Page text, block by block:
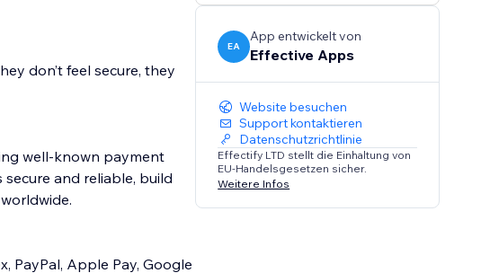
don’t feel secure, they
well-known payment
and reliable, build
PayPal, Apple Pay, Google
EA
App entwickelt von
Effective Apps
Website besuchen
Support kontaktieren
Datenschutzrichtlinie
Effectify LTD stellt die Einhaltung von
EU-Handelsgesetzen sicher.
Weitere Infos